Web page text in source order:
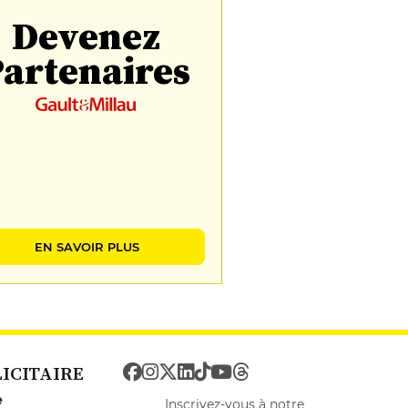
Devenez
EN SAVOIR PLUS
Inscrivez-vous à notre